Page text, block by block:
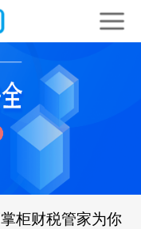
柜财税管家为你